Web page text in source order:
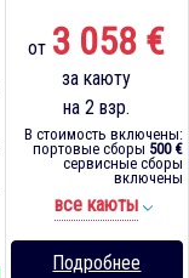
от 3 058 €
за каюту
на 2 взр.
В стоимость включены:
портовые сборы 500 €
сервисные сборы
включены
все каюты
Подробнее